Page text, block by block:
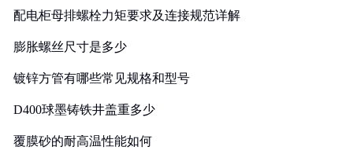
配电柜母排螺栓力矩要求及连接规范详解
膨胀螺丝尺寸是多少
镀锌方管有哪些常见规格和型号
D400球墨铸铁井盖重多少
覆膜砂的耐高温性能如何